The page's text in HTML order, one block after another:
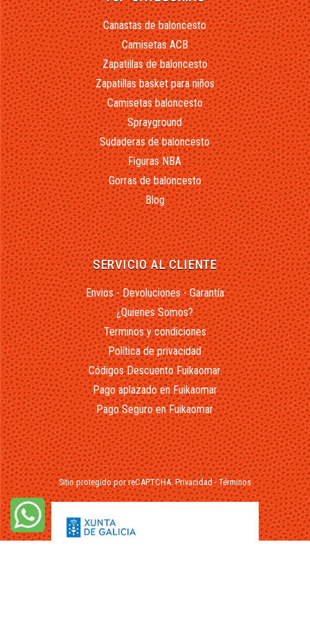
Canastas de baloncesto
Camisetas ACB
Zapatillas de baloncesto
Zapatillas basket para niños
Camisetas baloncesto
Sprayground
Sudaderas de baloncesto
Figuras NBA
Gorras de baloncesto
Blog
SERVICIO AL CLIENTE
Envios - Devoluciones - Garantía
¿Quienes Somos?
Terminos y condiciones
Política de privacidad
Códigos Descuento Fuikaomar
Pago aplazado en Fuikaomar
Pago Seguro en Fuikaomar
Sitio protegido por reCAPTCHA.Privacidad-Términos